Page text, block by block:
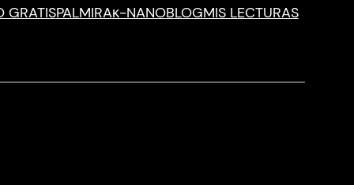
GRATISPALMIRAκ-NANOBLOGMIS LECTURAS